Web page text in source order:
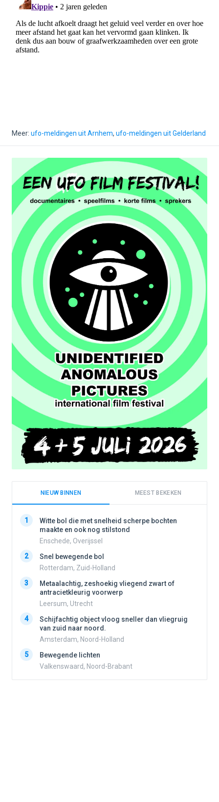
Meer: ufo-meldingen uit Arnhem, ufo-meldingen uit Gelderland
NIEUW BINNEN MEEST BEKEKEN
1
Witte bol die met snelheid scherpe bochten
maakte en ook nog stilstond
Enschede, Overijssel
2
Snel bewegende bol
Rotterdam, Zuid-Holland
3
Metaalachtig, zeshoekig vliegend zwart of
antracietkleurig voorwerp
Leersum, Utrecht
4
Schijfachtig object vloog sneller dan vliegruig
van zuid naar noord.
Amsterdam, Noord-Holland
5
Bewegende lichten
Valkenswaard, Noord-Brabant